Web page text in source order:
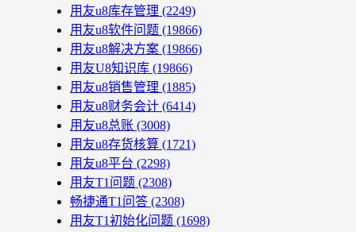
用友u8库存管理 (2249)
用友u8软件问题 (19866)
用友u8解决方案 (19866)
用友U8知识库 (19866)
用友u8销售管理 (1885)
用友u8财务会计 (6414)
用友u8总账 (3008)
用友u8存货核算 (1721)
用友u8平台 (2298)
用友T1问题 (2308)
畅捷通T1问答 (2308)
用友T1初始化问题 (1698)